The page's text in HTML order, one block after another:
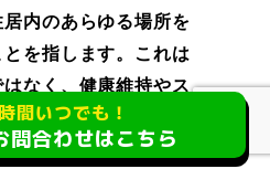
内のあらゆる場所を
を指します。これは
なく、健康維持やス
を果たします。例え
るダニやカビを除去
間いつでも！
問合わせはこちら